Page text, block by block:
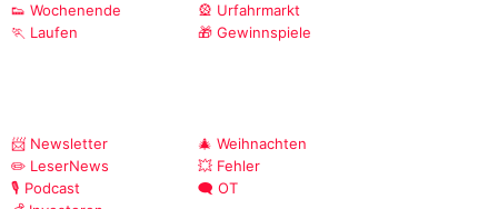
👟 Wochenende
🏃 Laufen
🎡 Urfahrmarkt
🎁 Gewinnspiele
📨 Newsletter
✏️ LeserNews
🎙️ Podcast
🎄 Weihnachten
💥 Fehler
🗨️ OT